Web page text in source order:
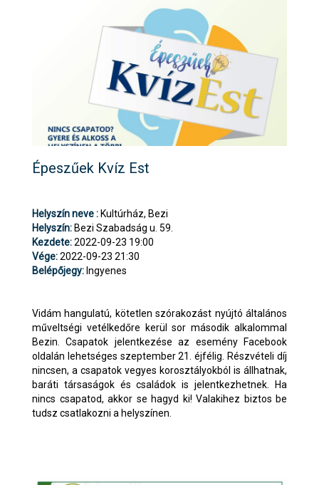
Épeszűek Kvíz Est
Helyszín neve : Kultúrház, Bezi
Helyszín: Bezi Szabadság u. 59.
Kezdete:2022-09-23 19:00
Vége:2022-09-23 21:30
Belépőjegy: Ingyenes
Vidám hangulatú, kötetlen szórakozást nyújtó általános
műveltségi vetélkedőre kerül sor második alkalommal
Bezin. Csapatok jelentkezése az esemény Facebook
oldalán lehetséges szeptember 21. éjfélig. Részvételi díj
nincsen, a csapatok vegyes korosztályokból is állhatnak,
baráti társaságok és családok is jelentkezhetnek. Ha
nincs csapatod, akkor se hagyd ki! Valakihez biztos be
tudsz csatlakozni a helyszínen.